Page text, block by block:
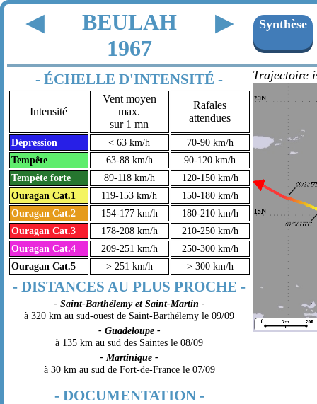
◀
BEULAH
1967
▶ Synthèse
- ÉCHELLE D'INTENSITÉ -
Intensité
Vent moyen
max.
sur 1 mn
Rafales
attendues
Dépression < 63 km/h
70-90 km/h
Tempête
63-88 km/h
90-120 km/h
Tempête forte
89-118 km/h
120-150 km/h
Ouragan Cat.1
119-153 km/h
150-180 km/h
Ouragan Cat.2
154-177 km/h
180-210 km/h
Ouragan Cat.3
178-208 km/h
210-250 km/h
Ouragan Cat.4
209-251 km/h
250-300 km/h
Ouragan Cat.5
> 251 km/h > 300 km/h
- DISTANCES AU PLUS PROCHE -
- Saint-Barthélemy et Saint-Martin -
à 320 km au sud-ouest de Saint-Barthélemy le 09/09
- Guadeloupe -
à 135 km au sud des Saintes le 08/09
- Martinique -
à 30 km au sud de Fort-de-France le 07/09
- DOCUMENTATION -
Trajectoire